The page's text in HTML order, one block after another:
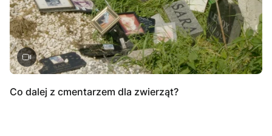
Co dalej z cmentarzem dla zwierząt?